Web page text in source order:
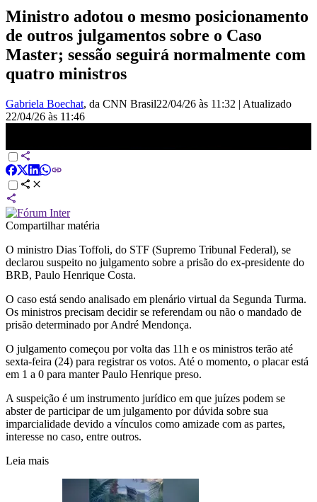
Ministro adotou o mesmo posicionamento
de outros julgamentos sobre o Caso
Master; sessão seguirá normalmente com
quatro ministros
Gabriela Boechat, da CNN Brasil22/04/26 às 11:32 | Atualizado
22/04/26 às 11:46
Compartilhar matéria
O ministro Dias Toffoli, do STF (Supremo Tribunal Federal), se
declarou suspeito no julgamento sobre a prisão do ex-presidente do
BRB, Paulo Henrique Costa.
O caso está sendo analisado em plenário virtual da Segunda Turma.
Os ministros precisam decidir se referendam ou não o mandado de
prisão determinado por André Mendonça.
O julgamento começou por volta das 11h e os ministros terão até
sexta-feira (24) para registrar os votos. Até o momento, o placar está
em 1 a 0 para manter Paulo Henrique preso.
A suspeição é um instrumento jurídico em que juízes podem se
abster de participar de um julgamento por dúvida sobre sua
imparcialidade devido a vínculos como amizade com as partes,
interesse no caso, entre outros.
Leia mais